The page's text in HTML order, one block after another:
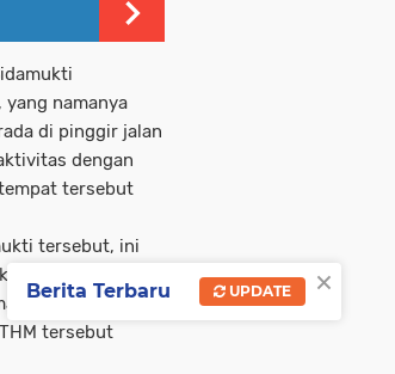
yang namanya
di pinggir jalan
dengan
tersebut
tersebut, ini
Pemerintah
yang tidak
tersebut
×
Berita Terbaru UPDATE